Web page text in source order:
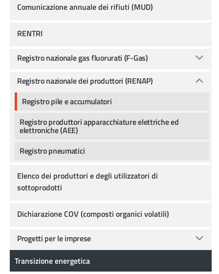
Comunicazione annuale dei rifiuti (MUD)
RENTRI
Registro nazionale gas fluorurati (F-Gas)
Registro nazionale dei produttori (RENAP)
Registro pile e accumulatori
Registro produttori apparacchiature elettriche ed
elettroniche (AEE)
Registro pneumatici
Elenco dei produttori e degli utilizzatori di
sottoprodotti
Dichiarazione COV (composti organici volatili)
Progetti per le imprese
Transizione energetica